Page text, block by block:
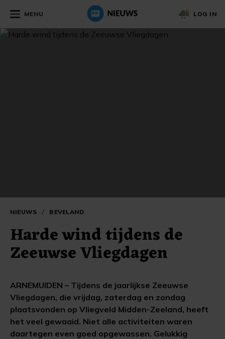
MENU LOG IN
NIEUWS / BEVELAND
Harde wind tijdens de
Zeeuwse Vliegdagen
ARNEMUIDEN – Tijdens de jaarlijkse Zeeuwse
Vliegdagen, die vrijdag, zaterdag en zondag
plaatsvonden op Vliegveld Midden-Zeeland, heeft
het veel gewaaid. Niet alle activiteiten waren
daartegen even goed opgewassen. Gelukkig